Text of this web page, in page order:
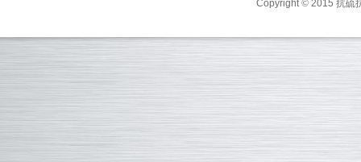
Copyright©2015 抗硫